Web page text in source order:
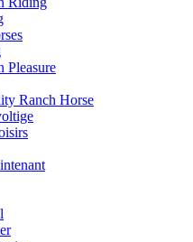
Pleasure
Ranch Horse